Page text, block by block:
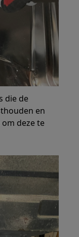
die de
en
deze te